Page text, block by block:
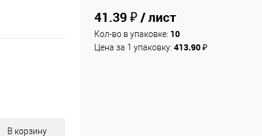
В корзину
41.39 ₽/ лист
Кол-во в упаковке: 10
Цена за 1 упаковку: 413.90 ₽